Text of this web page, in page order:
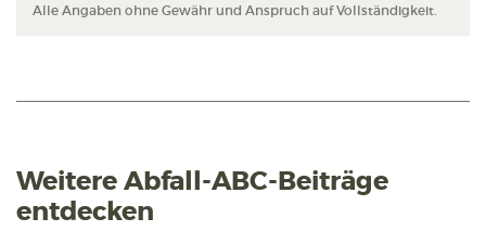
Alle Angaben ohne Gewähr und Anspruch auf Vollständigkeit.
Weitere Abfall-ABC-Beiträge
entdecken